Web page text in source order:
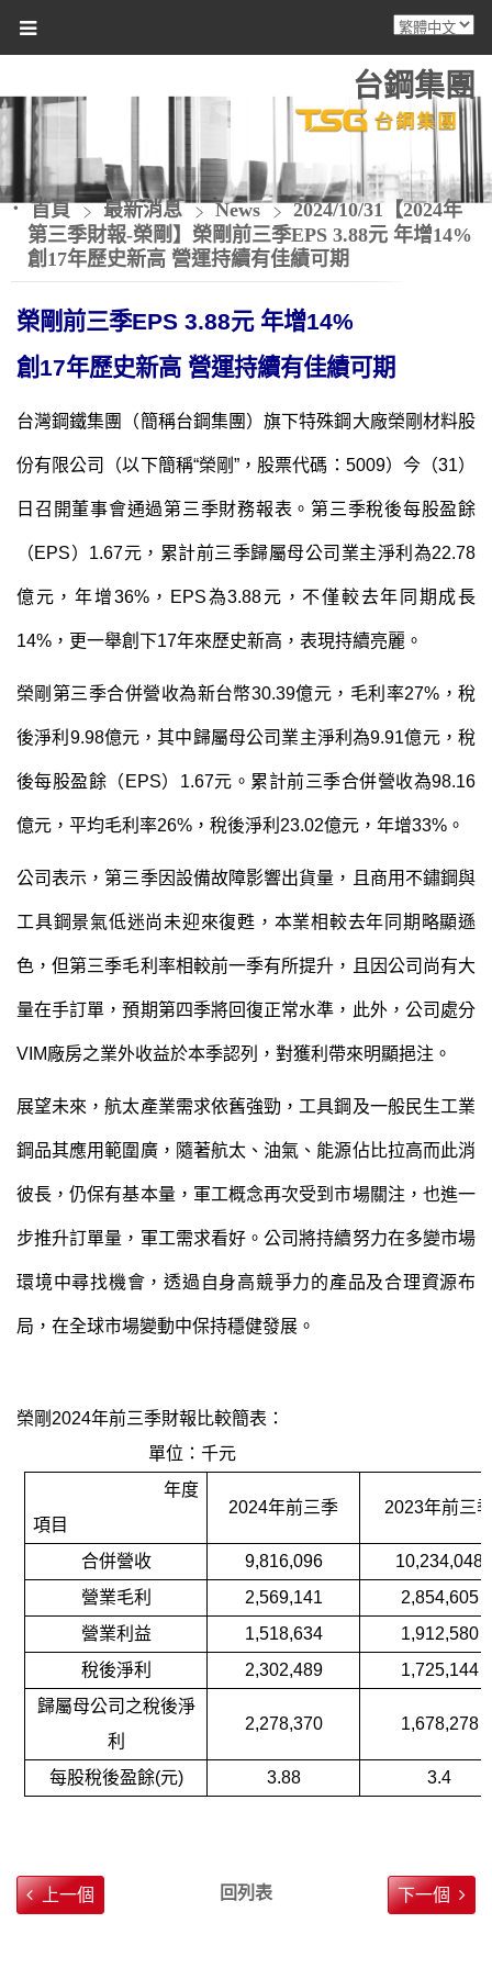
台鋼集團
首頁 最新消息 News
2024/10/31【2024年
第三季財報-榮剛】榮剛前三季EPS 3.88元 年增14%
創17年歷史新高 營運持續有佳績可期
榮剛前三季EPS 3.88元 年增14%
創17年歷史新高 營運持續有佳績可期
台灣鋼鐵集團（簡稱台鋼集團）旗下特殊鋼大廠榮剛材料股
份有限公司（以下簡稱“榮剛”，股票代碼：5009）今（31）
日召開董事會通過第三季財務報表。第三季稅後每股盈餘
（EPS）1.67元，累計前三季歸屬母公司業主淨利為22.78
億元，年增36%，EPS為3.88元，不僅較去年同期成長
14%，更一舉創下17年來歷史新高，表現持續亮麗。
榮剛第三季合併營收為新台幣30.39億元，毛利率27%，稅
後淨利9.98億元，其中歸屬母公司業主淨利為9.91億元，稅
後每股盈餘（EPS）1.67元。累計前三季合併營收為98.16
億元，平均毛利率26%，稅後淨利23.02億元，年增33%。
公司表示，第三季因設備故障影響出貨量， 且商用不鏽鋼與
工具鋼景氣低迷尚未迎來復甦，本業相較去年同期略顯遜
色，但第三季毛利率相較前一季有所提升 ，且因公司尚有大
量在手訂單，預期第四季將回復正常水準，此外，公司處分
VIM廠房之業外收益於本季認列，對獲利帶來明顯挹注。
展望未來，航太產業需求依舊強勁， 工具鋼及一般民生工業
鋼品其應用範圍廣，隨著航太、油氣、能源佔比拉高而此消
彼長，仍保有基本量， 軍工概念再次受到市場關注，也進一
步推升訂單量 ，軍工需求看好 。公司將持續努力在多變市場
環境中尋找機會，透過自身高競爭力的產品及合理資源布
局，在全球市場變動中保持穩健發展。
榮剛2024年前三季財報比較簡表：
單位：千元
年度
項目
2024年前三季 2023年前三
合併營收 9,816,096
10,234,048
營業毛利
2,569,141
2,854,605
營業利益
1,518,634
1,912,580
稅後淨利
2,302,489
1,725,144
歸屬母公司之稅後淨
利
2,278,370 1,678,278
每股稅後盈餘(元) 3.88 3.4
上一個 回列表 下一個